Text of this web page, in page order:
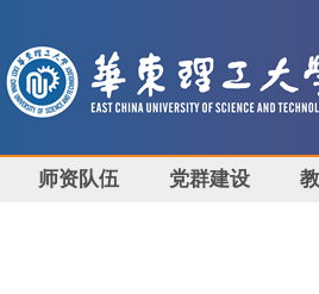
师资队伍 党群建设